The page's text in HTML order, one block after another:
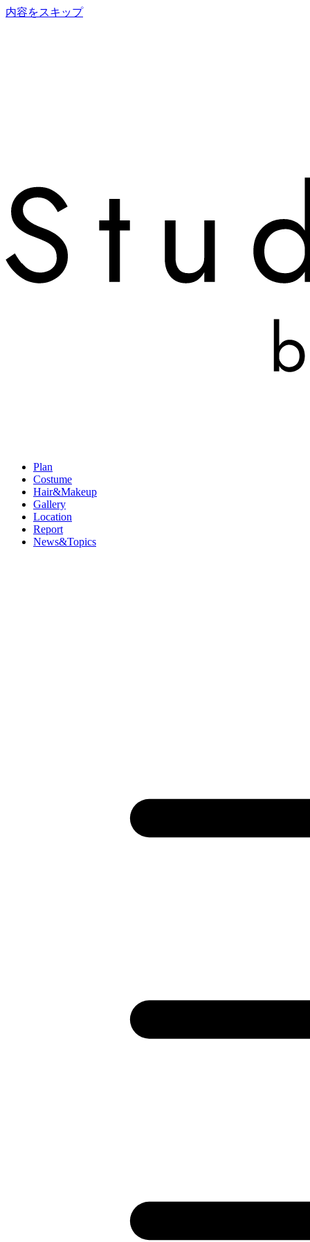
内容をスキップ
Plan
Costume
Hair&Makeup
Gallery
Location
Report
News&Topics